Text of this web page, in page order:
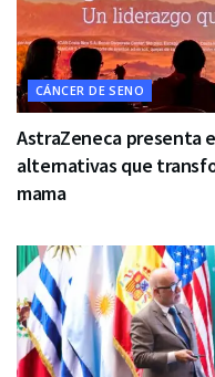
CÁNCER DE SENO
AstraZeneca presenta
alternativas que
mama